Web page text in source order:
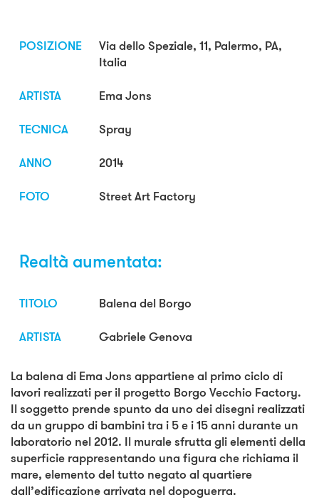
POSIZIONE
Via dello Speziale, 11, Palermo, PA,
Italia
ARTISTA
Ema Jons
TECNICA
Spray
ANNO
2014
FOTO
Street Art Factory
Realtà aumentata:
TITOLO
Balena del Borgo
ARTISTA
Gabriele Genova
La balena di Ema Jons appartiene al primo ciclo di
lavori realizzati per il progetto Borgo Vecchio Factory.
Il soggetto prende spunto da uno dei disegni realizzati
da un gruppo di bambini tra i 5 e i 15 anni durante un
laboratorio nel 2012. Il murale sfrutta gli elementi della
superficie rappresentando una figura che richiama il
mare, elemento del tutto negato al quartiere
dall’edificazione arrivata nel dopoguerra.